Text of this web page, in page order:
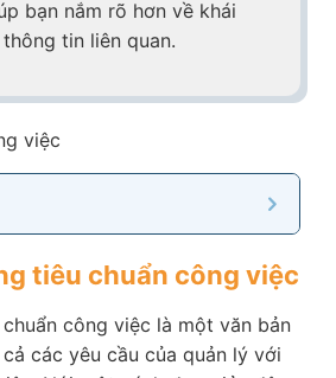
các thông tin liên quan.
tiêu chuẩn công
công việc là một văn